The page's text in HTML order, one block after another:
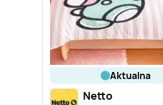
aktualna
Netto